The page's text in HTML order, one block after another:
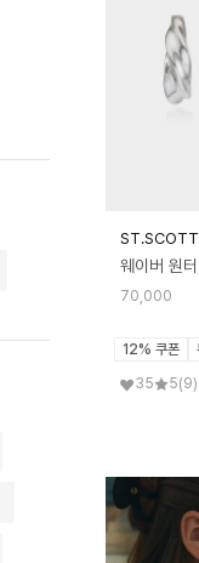
ST.SCOTT
70,000
12% 쿠폰
35
5(9)